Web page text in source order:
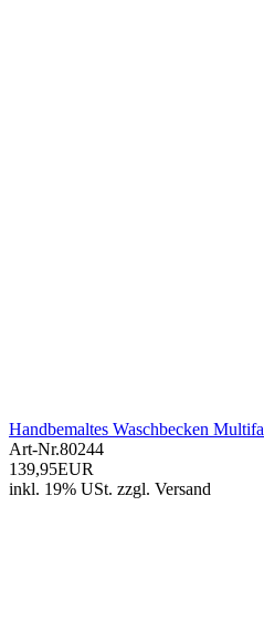
Handbemaltes Waschbecken
Art-Nr.80244
139,95EUR
inkl. 19% USt. zzgl. Versand